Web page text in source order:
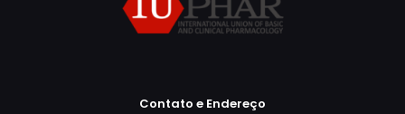
Contato e Endereço